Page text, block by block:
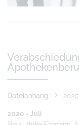
Dateianhang:
2020 - Juli